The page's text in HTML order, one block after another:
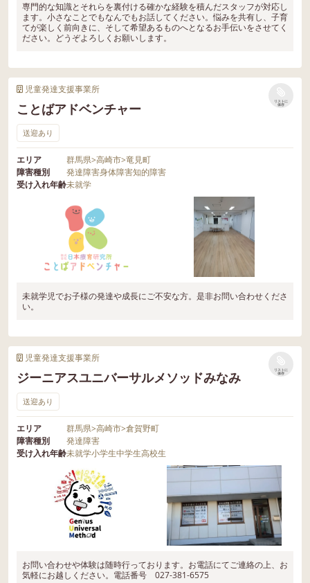
専門的な知識とそれらを裏付ける確かな経験を積んだスタッフが対応し
ます。小さなことでもなんでもお話してください。悩みを共有し、子育
てが楽しく前向きに、そして希望あるものへとなるお手伝いをさせてく
ださい。どうぞよろしくお願いします。
児童発達支援事業所
ことばアドベンチャー
リストに
保存
送迎あり
エリア 群馬県>高崎市>竜見町
障害種別
発達障害身体障害知的障害
受け入れ年齢未就学
未就学児でお子様の発達や成長にご不安な方。是非お問い合わせくださ
い。
児童発達支援事業所
ジーニアスユニバーサルメソッドみなみ
リストに
保存
送迎あり
エリア 群馬県>高崎市>倉賀野町
障害種別
発達障害
受け入れ年齢未就学小学生中学生高校生
お問い合わせや体験は随時行っております。お電話にてご連絡の上、お
気軽にお越しください。電話番号 027-381-6575